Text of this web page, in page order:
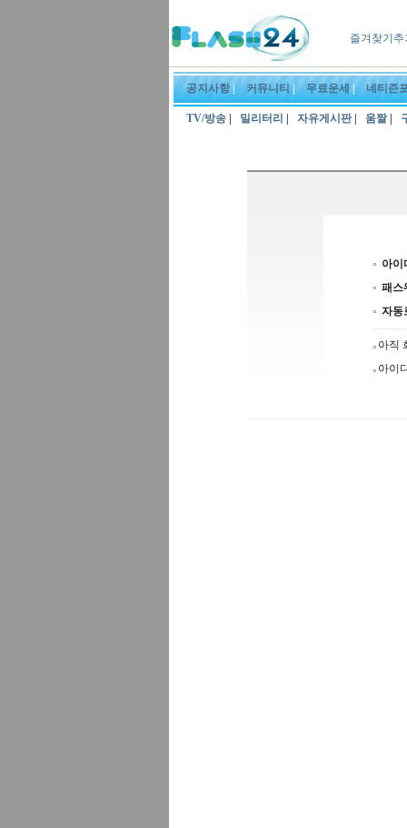
즐겨찾기
공지사항| 커뮤니티| 무료운세 |네티즌
TV/방송 밀리터리 |자유게시판| 움짤|
아이
패스
자동
아직
아이